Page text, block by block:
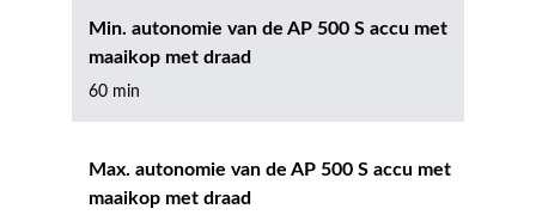
Min. autonomie van de AP 500 S accu met
maaikop met draad
60 min
Max. autonomie van de AP 500 S accu met
maaikop met draad